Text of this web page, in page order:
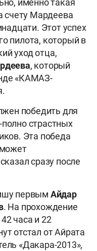
именно такая
счету Мардеева
Этот успех
пилота, который в
уход отца,
, который
«КАМАЗ-
победить для
страстных
Эта победа
сразу после
первым Айдар
. На прохождение
часа и 22
отстал от Айрата
«Дакара-2013»,